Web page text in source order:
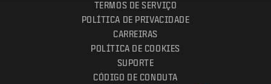
TERMOS DE SERVIÇO
POLÍTICA DE PRIVACIDADE
CARREIRAS
POLÍTICA DE COOKIES
SUPORTE
CÓDIGO DE CONDUTA